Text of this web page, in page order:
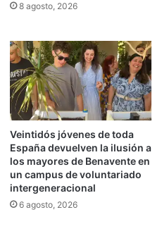
8 agosto, 2026
Veintidós jóvenes de toda
España devuelven la ilusión a
los mayores de Benavente en
un campus de voluntariado
intergeneracional
6 agosto, 2026